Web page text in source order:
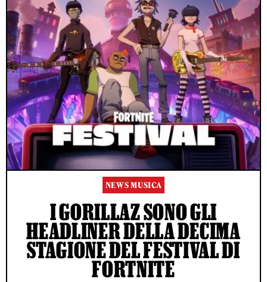
NEWS MUSICA
I GORILLAZ SONO GLI
HEADLINER DELLA DECIMA
STAGIONE DEL FESTIVAL DI
FORTNITE